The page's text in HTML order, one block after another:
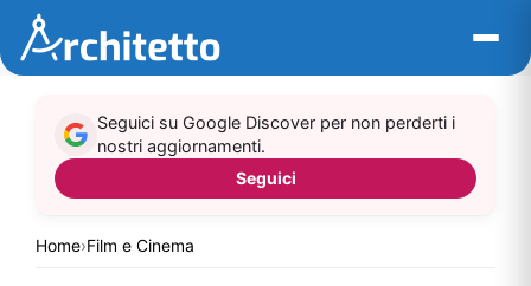
contenuto
Home›Film e Cinema
Seguici su Google Discover per non perderti i
nostri aggiornamenti.
Seguici